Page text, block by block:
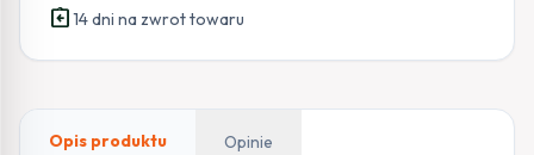
assignment_return14 dni na zwrot towaru
Opis produktu Opinie